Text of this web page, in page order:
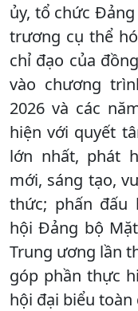
ủy, tổ chức
trương cụ thể
chỉ đạo của
vào chương
2026 và các
hiện với quyết
lớn nhất, phát
mới, sáng tạo,
thức; phấn đấu
hội Đảng bộ
Trung ương lần
góp phần thực
hội đại biểu